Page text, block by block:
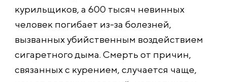
курильщиков, а 600 тысяч невинных
человек погибает из-за болезней,
вызванных убийственным воздействием
сигаретного дыма. Смерть от причин,
связанных с курением, случается чаще,